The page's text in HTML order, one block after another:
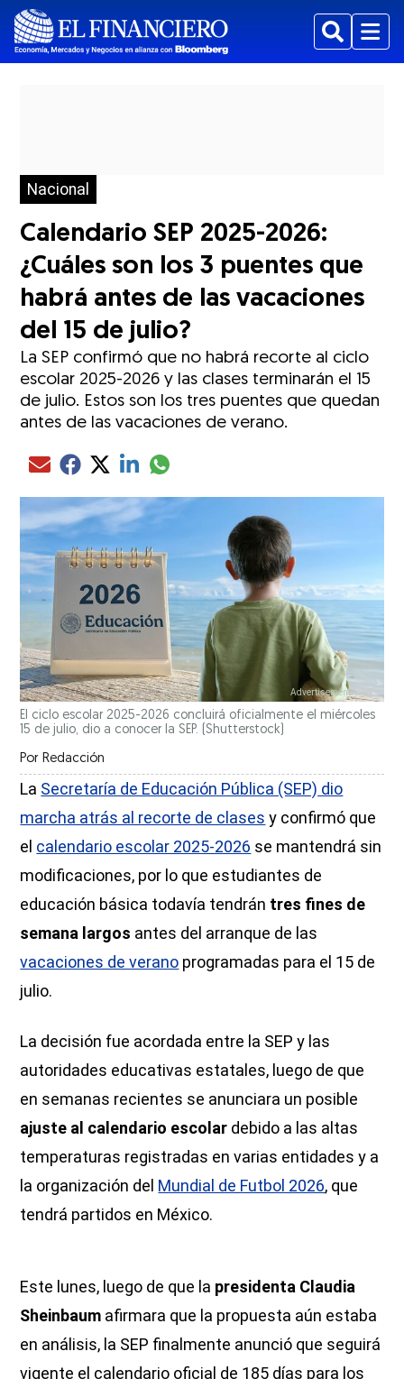
BuscarMenu
Nacional
Calendario SEP 2025-2026:
¿Cuáles son los 3 puentes que
habrá antes de las vacaciones
del 15 de julio?
La SEP confirmó que no habrá recorte al ciclo
escolar 2025-2026 y las clases terminarán el 15
de julio. Estos son los tres puentes que quedan
antes de las vacaciones de verano.
Compartir el artículo actual mediante Email
Compartir el artículo actual mediante Facebook
Compartir el artículo actual mediante Twitter
Compartir el artículo actual mediante LinkedIn
Compartir el artículo actual mediante
El ciclo escolar 2025-2026 concluirá oficialmente el miércoles
15 de julio, dio a conocer la SEP. (Shutterstock)
Por Redacción
La Secretaría de Educación Pública (SEP) dio
marcha atrás al recorte de clases y confirmó que
el calendario escolar 2025-2026 se mantendrá sin
modificaciones, por lo que estudiantes de
educación básica todavía tendrán tres fines de
semana largos antes del arranque de las
vacaciones de verano programadas para el 15 de
julio.
La decisión fue acordada entre la SEP y las
autoridades educativas estatales, luego de que
en semanas recientes se anunciara un posible
ajuste al calendario escolar debido a las altas
temperaturas registradas en varias entidades y a
la organización del Mundial de Futbol 2026, que
tendrá partidos en México.
Este lunes, luego de que la presidenta Claudia
Sheinbaum afirmara que la propuesta aún estaba
en análisis, la SEP finalmente anunció que seguirá
vigente el calendario oficial de 185 días para los